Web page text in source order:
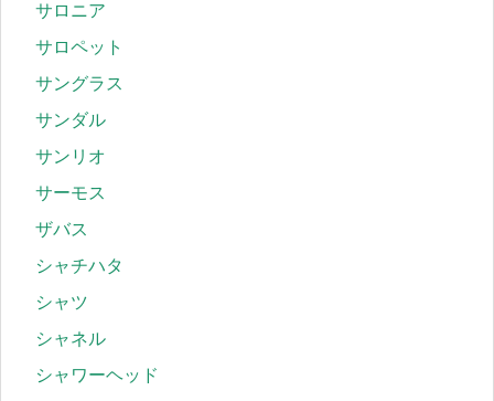
サロニア
サロペット
サングラス
サンダル
サンリオ
サーモス
ザバス
シャチハタ
シャツ
シャネル
シャワーヘッド